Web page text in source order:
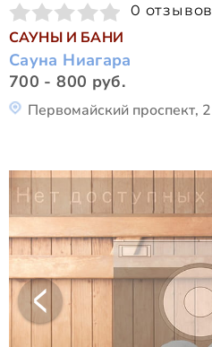
0 отзывов
САУНЫ И БАНИ
Сауна Ниагара
700 - 800 руб.
Первомайский проспект, 2